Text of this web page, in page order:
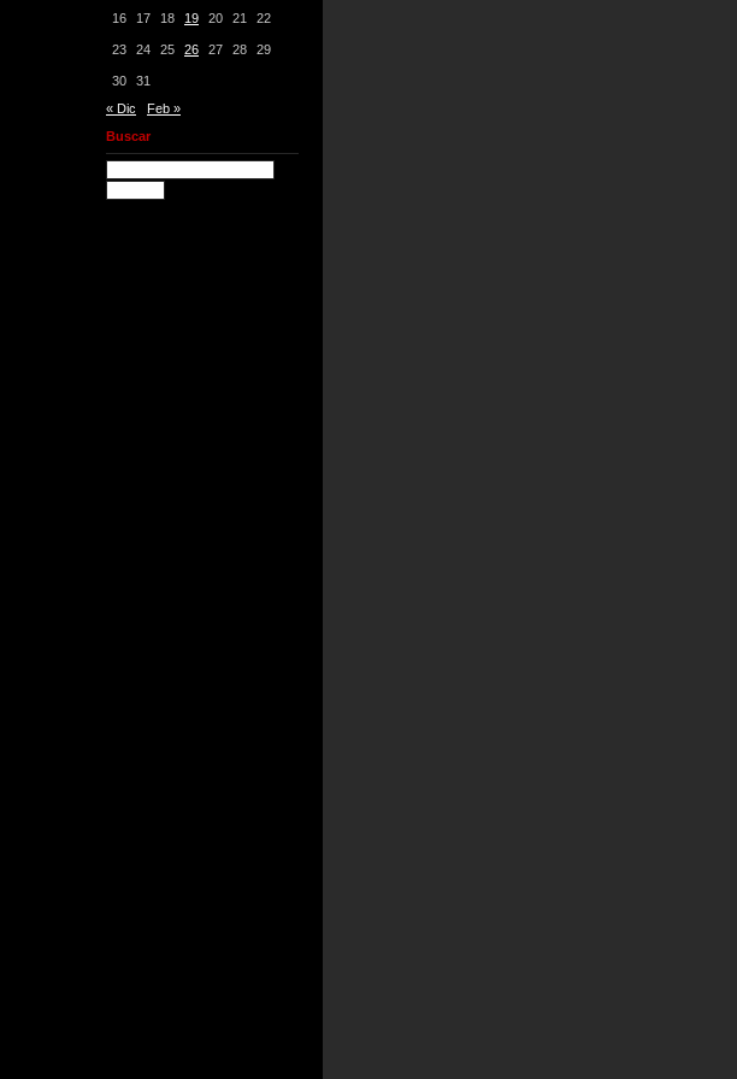
16 17 18 19 20 21 22
23 24 25 26 27 28 29
30
31
« Dic
Feb »
Buscar